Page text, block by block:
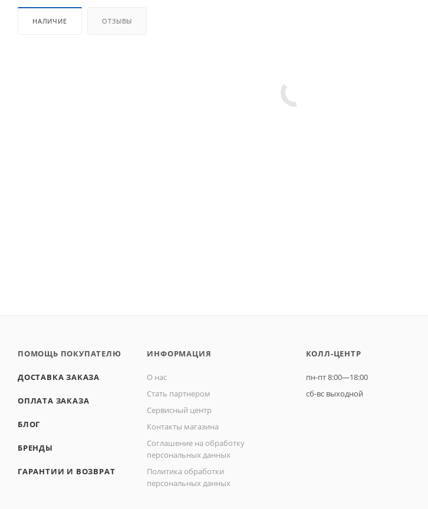
НАЛИЧИЕ ОТЗЫВЫ
ПОМОЩЬ ПОКУПАТЕЛЮ
ДОСТАВКА ЗАКАЗА
ОПЛАТА ЗАКАЗА
БЛОГ
БРЕНДЫ
ГАРАНТИИ И ВОЗВРАТ
ИНФОРМАЦИЯ
О нас
Стать партнером
Сервисный центр
Контакты магазина
Соглашение на обработку
персональных данных
Политика обработки
персональных данных
КОЛЛ-ЦЕНТР
пн-пт 8:00—18:00
сб-вс выходной